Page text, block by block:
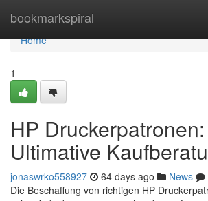
bookmarkspiral
Home
Home
1
HP
Ultimative
jonaswrko558927 64 days ago News
Die Beschaffung von richtigen HP